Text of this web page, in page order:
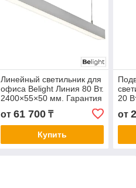
Линейный светильник для
офиса Belight Линия 80 Вт.
2400×55×50 мм. Гарантия
3- 5 лет. Сертификат СТ
КЗ. Любой цвет корпуса
от 61 700₸
Купить
20
от